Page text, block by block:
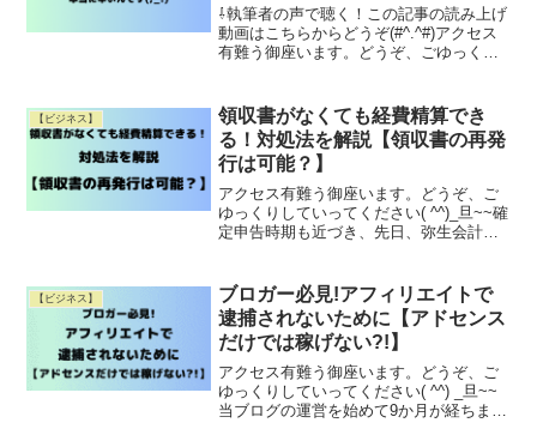
⇩執筆者の声で聴く！この記事の読み上げ
動画はこちらからどうぞ(#^.^#)アクセス
有難う御座います。どうぞ、ごゆっくり
すよね。私も何度も経験があります
(^^;)Read More
【ビジネス】
領収書がなくても経費精算でき
る！対処法を解説【領収書の再発
行は可能？】
アクセス有難う御座います。どうぞ、ご
ゆっくりしていってください( ^^)_旦~~確
定申告時期も近づき、先日、弥生会計ソ
覚しまして(^^ゞ 慌てて「領収証紛失」
「経費」とRead More
【ビジネス】
ブロガー必見!アフィリエイトで
逮捕されないために【アドセンス
だけでは稼げない?!】
アクセス有難う御座います。どうぞ、ご
ゆっくりしていってください( ^^) _旦~~
当ブログの運営を始めて9か月が経ちまし